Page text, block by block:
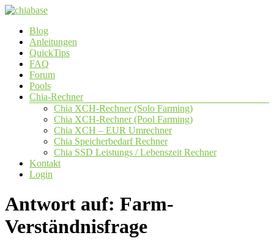
Zum
springen
chiabase
CHIA
Info-
Community
Seite
Menü
Blog
Anleitungen
QuickTips
FAQ
Forum
Pools
Chia-Rechner
Chia XCH-Rechner (Solo Farming)
Chia XCH-Rechner (Pool Farming)
Chia XCH – EUR Umrechner
Chia Speicherbedarf Rechner
Chia SSD Leistungs / Lebenszeit Rechner
Kontakt
Login
Antwort auf: Farm-
Verständnisfrage